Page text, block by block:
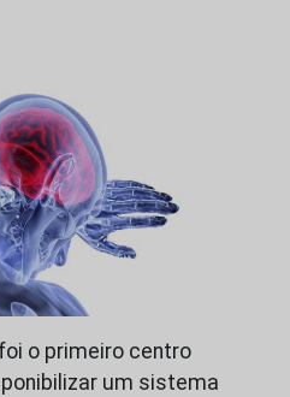
o primeiro centro
um sistema